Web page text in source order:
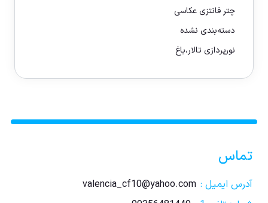
چتر فانتزی عکاسی
دسته‌بندی نشده
نورپردازی تالار،باغ
تماس
آدرس ایمیل : valencia_cf10@yahoo.com